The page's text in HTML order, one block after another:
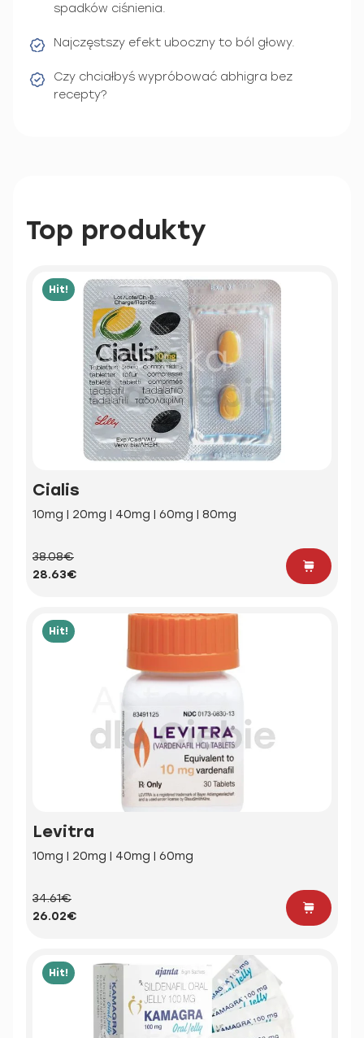
spadków ciśnienia.
Najczęstszy efekt uboczny to ból głowy.
Czy chciałbyś wypróbować abhigra bez
recepty?
Top produkty
Hit!
Cialis
10mg | 20mg | 40mg | 60mg | 80mg
38.08€
28.63€
Hit!
Levitra
10mg | 20mg | 40mg | 60mg
34.61€
26.02€
Hit!